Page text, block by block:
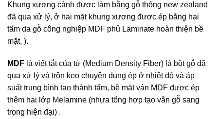
Khung xương cánh được làm bằng gỗ thông new zealand
đã qua xử lý, ở hai mặt khung xương được ép bằng hai
tấm da gỗ công nghiệp MDF phủ Laminate hoàn thiện bề
mặt, ).
MDF là viết tắt của từ (Medium Density Fiber) là bột gỗ đã
qua xử lý và trộn keo chuyên dụng ép ở nhiệt độ và áp
suất trung bình tạo thành tấm, bề mặt ván MDF được ép
thêm hai lớp Melamine (nhựa tổng hợp tạo vân gỗ sang
trọng hiện đại) .